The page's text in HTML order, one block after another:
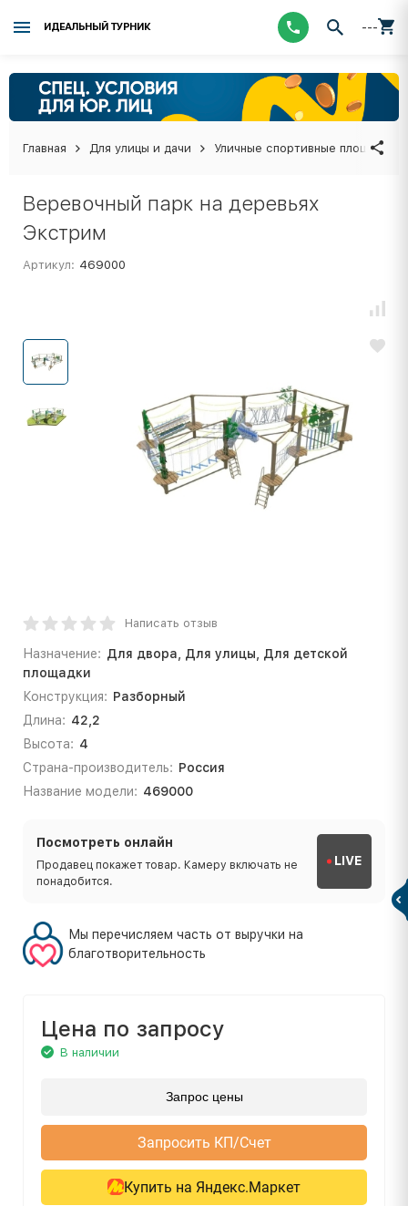
ИДЕАЛЬНЫЙ ТУРНИК ---
Главная Для улицы и дачи Уличные спортивные площадки
Веревочный парк на деревьях
Экстрим
Артикул: 469000
Написать отзыв
Назначение: Для двора, Для улицы, Для детской
площадки
Конструкция: Разборный
Длина: 42,2
Высота: 4
Страна-производитель: Россия
Название модели: 469000
Посмотреть онлайн
Продавец покажет товар. Камеру включать не
понадобится.
LIVE
Мы перечисляем часть от выручки на
благотворительность
Цена по запросу
В наличии
Запрос цены
Запросить КП/Счет
Купить на Яндекс.Маркет